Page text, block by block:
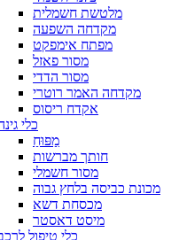
מלטשת חשמלית
מקדחה השפעה
מפתח אימפקט
מסור פאזל
מסור הדדי
מקדחה האמר רוטרי
אקדח ריסוס
כלי
מַפּוּחַ
חותך מברשות
מסור חשמלי
מכונת כביסה בלחץ גבוה
מכסחת דשא
מיסט דאסטר
כלי טיפול